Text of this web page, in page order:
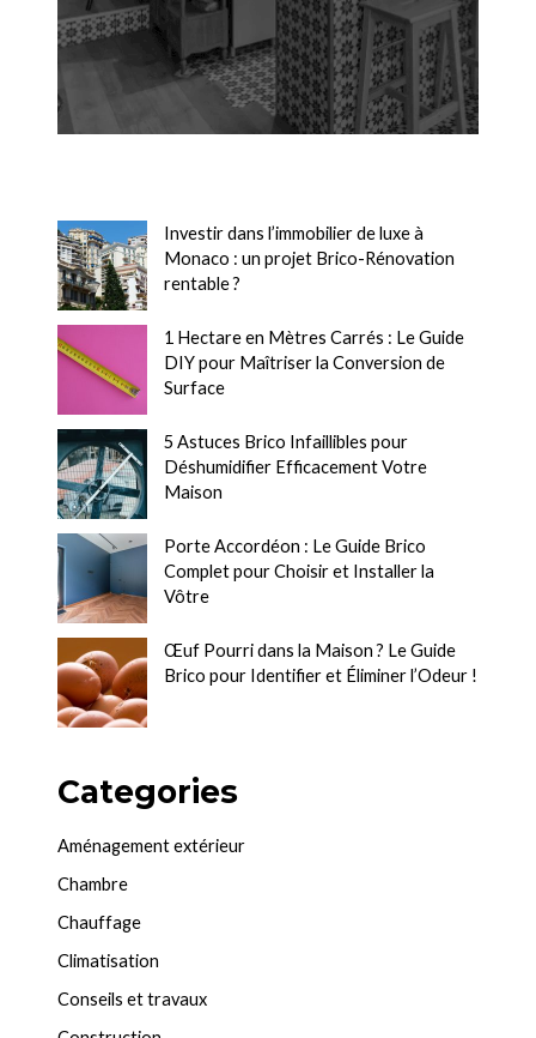
Investir dans l’immobilier de luxe à
Monaco : un projet Brico-Rénovation
rentable ?
1 Hectare en Mètres Carrés : Le Guide
DIY pour Maîtriser la Conversion de
Surface
5 Astuces Brico Infaillibles pour
Déshumidifier Efficacement Votre
Maison
Porte Accordéon : Le Guide Brico
Complet pour Choisir et Installer la
Vôtre
Œuf Pourri dans la Maison ? Le Guide
Brico pour Identifier et Éliminer l’Odeur !
Categories
Aménagement extérieur
Chambre
Chauffage
Climatisation
Conseils et travaux